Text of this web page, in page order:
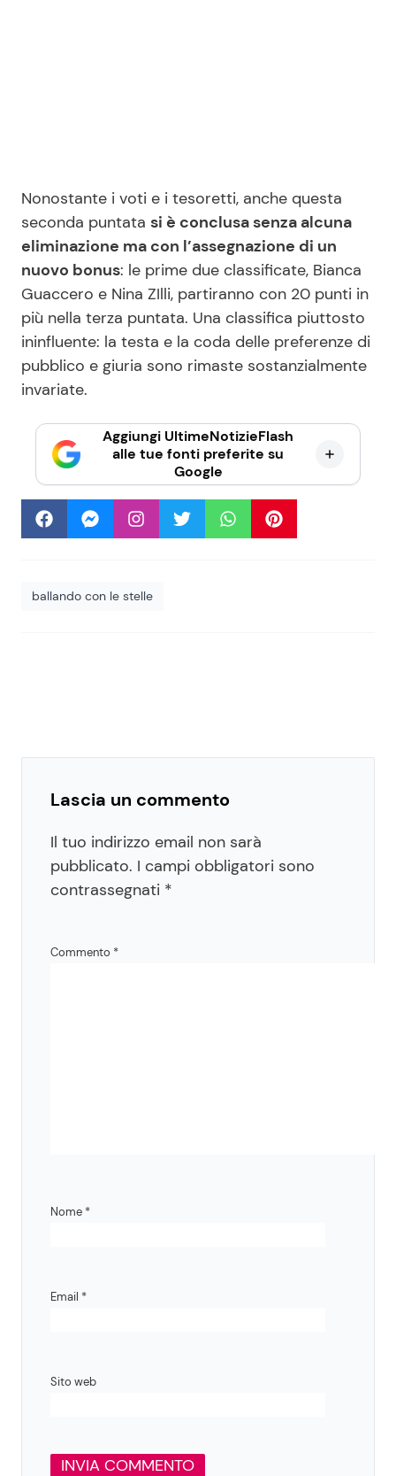
Nonostante i voti e i tesoretti, anche questa
seconda puntata si è conclusa senza alcuna
eliminazione ma con l’assegnazione di un
nuovo bonus: le prime due classificate, Bianca
Guaccero e Nina ZIlli, partiranno con 20 punti in
più nella terza puntata. Una classifica piuttosto
ininfluente: la testa e la coda delle preferenze di
pubblico e giuria sono rimaste sostanzialmente
invariate.
Aggiungi UltimeNotizieFlash
alle tue fonti preferite su
Google
ballando con le stelle
Lascia un commento
Il tuo indirizzo email non sarà
pubblicato. I campi obbligatori sono
contrassegnati *
Commento *
Nome *
Email *
Sito web